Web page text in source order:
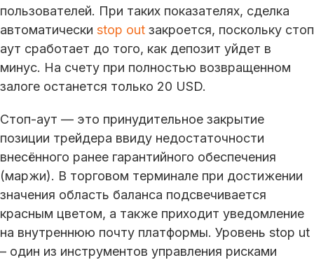
пользователей. При таких показателях, сделка
автоматически stop out закроется, поскольку стоп
аут сработает до того, как депозит уйдет в
минус. На счету при полностью возвращенном
залоге останется только 20 USD.
Стоп-аут — это принудительное закрытие
позиции трейдера ввиду недостаточности
внесённого ранее гарантийного обеспечения
(маржи). В торговом терминале при достижении
значения область баланса подсвечивается
красным цветом, а также приходит уведомление
на внутреннюю почту платформы. Уровень stop ut
– один из инструментов управления рисками